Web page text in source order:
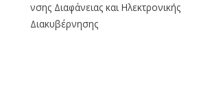
νσης Διαφάνειας και Ηλεκτρονικής
Διακυβέρνησης